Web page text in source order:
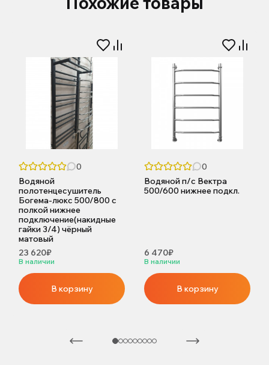
0
Водяной
полотенцесушитель
Богема-люкс 500/800 с
полкой нижнее
подключение(накидные
гайки 3/4) чёрный
матовый
23 620₽
В наличии
В корзину
0
Водяной п/с Вектра
500/600 нижнее подкл.
6 470₽
В наличии
В корзину